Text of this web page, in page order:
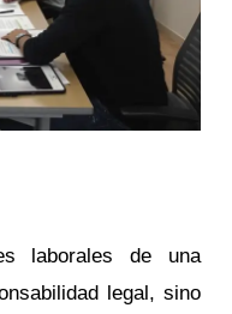
laborales de una
legal, sino